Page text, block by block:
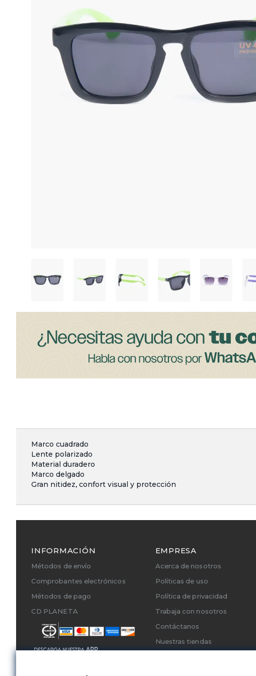
Marco cuadrado
Lente polarizado
Material duradero
Marco delgado
Gran nitidez, confort visual y protección
INFORMACIÓN
Métodos de envío
Comprobantes electrónicos
Métodos de pago
CD PLANETA
EMPRESA
Acerca de nosotros
Políticas de uso
Política de privacidad
Trabaja con nosotros
Contáctanos
Nuestras tiendas